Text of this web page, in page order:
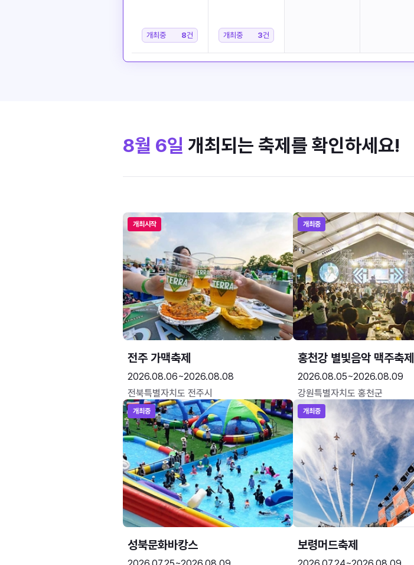
개최중 8건 개최중 3건
8월 6일 개최되는 축제를 확인하세요!
개최시작
전주 가맥축제
2026.08.06~2026.08.08
전북특별자치도 전주시
개최중
홍천강 별빛음악 맥주축제
2026.08.05~2026.08.09
강원특별자치도 홍천군
개최중
성북문화바캉스
개최중
보령머드축제